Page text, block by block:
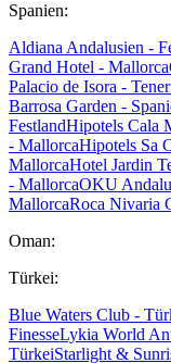
Spanien:
Aldiana Andalusien -
Grand Hotel - Mallorca
Palacio de Isora -
Barrosa Garden -
FestlandHipotels Cala
- MallorcaHipotels Sa
MallorcaHotel Jardin
- MallorcaOKU
MallorcaRoca Nivaria
Oman:
Türkei:
Blue Waters Club -
FinesseLykia World
TürkeiStarlight &